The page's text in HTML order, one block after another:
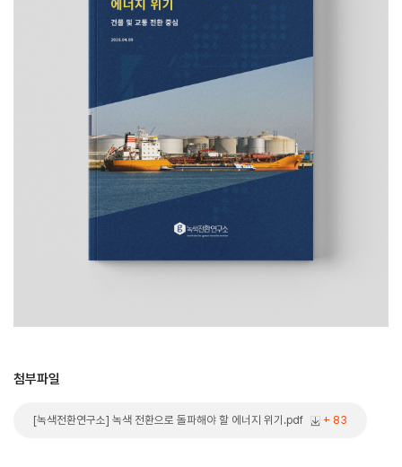
첨부파일
[녹색전환연구소] 녹색 전환으로 돌파해야 할 에너지 위기.pdf + 83